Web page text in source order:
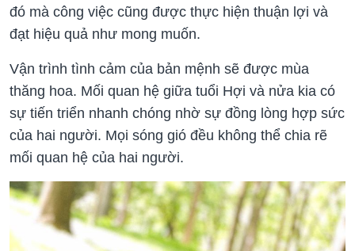
đó mà công việc cũng được thực hiện thuận lợi và
đạt hiệu quả như mong muốn.
Vận trình tình cảm của bản mệnh sẽ được mùa
thăng hoa. Mối quan hệ giữa tuổi Hợi và nửa kia có
sự tiến triển nhanh chóng nhờ sự đồng lòng hợp sức
của hai người. Mọi sóng gió đều không thể chia rẽ
mối quan hệ của hai người.